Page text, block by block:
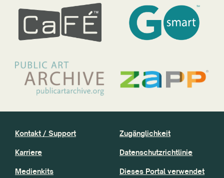
Kontakt / Support
Karriere
Medienkits
Zugänglichkeit
Datenschutzrichtlinie
Dieses Portal verwendet